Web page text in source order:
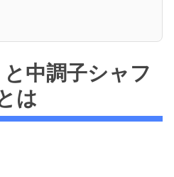
中調子シャフ
は